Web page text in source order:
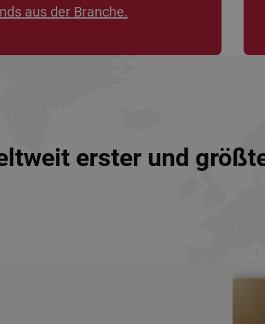
aus der Branche.
erster und